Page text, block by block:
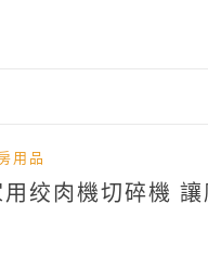
用品
绞肉機切碎機 讓